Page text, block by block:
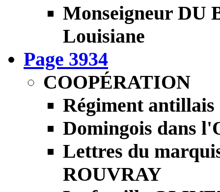
Monseigneur DU
Louisiane
Page 3934
COOPÉRATION
Régiment
Domingois dans
Lettres du
ROUVRAY